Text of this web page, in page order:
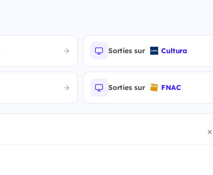
Sorties sur Cultura
Sorties sur FNAC